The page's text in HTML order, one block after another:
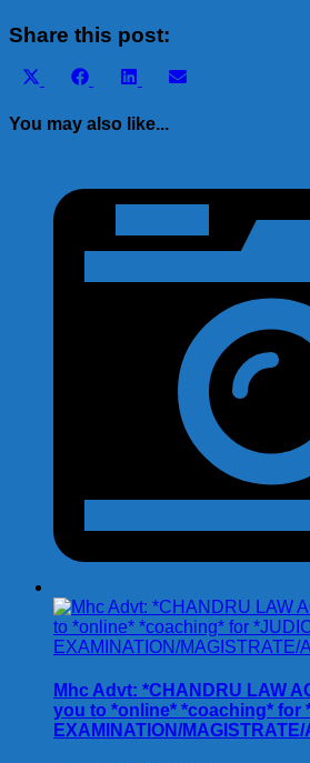
Share this post:
Share
Share
Facebook
Share
LinkedInShare
You may also like...
Mhc Advt: *CHANDRU LAW
you to *online* *coaching* for
EXAMINATION/MAGISTRATE/